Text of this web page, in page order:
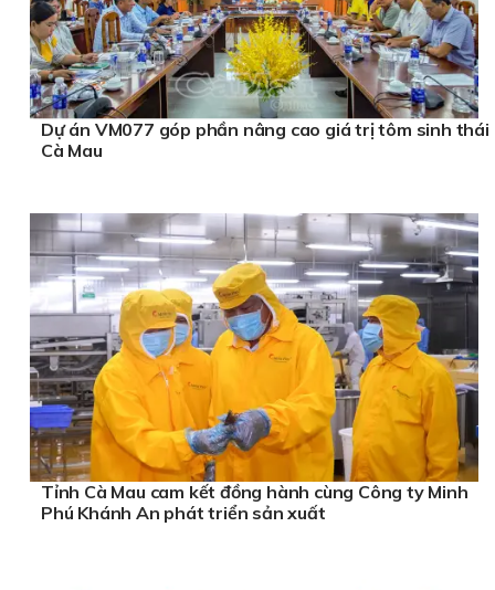
Dự án VM077 góp phần nâng cao giá trị tôm sinh thái
Cà Mau
Tỉnh Cà Mau cam kết đồng hành cùng Công ty Minh
Phú Khánh An phát triển sản xuất